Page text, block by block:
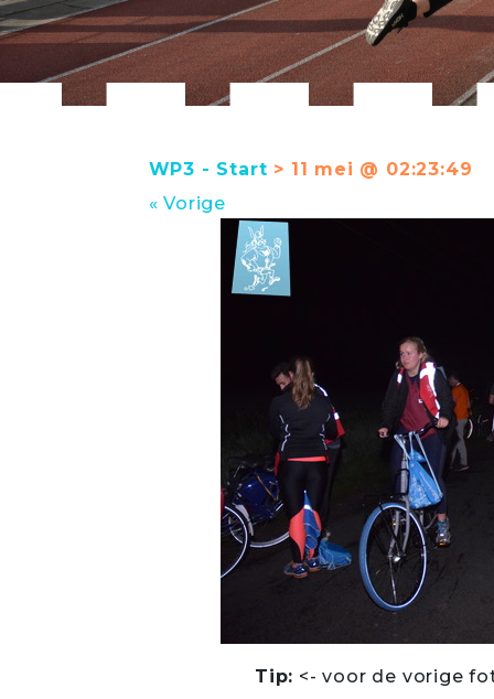
WP3 - Start > 11 mei @ 02:23:49
« Vorige
Tip: <- voor de vorige